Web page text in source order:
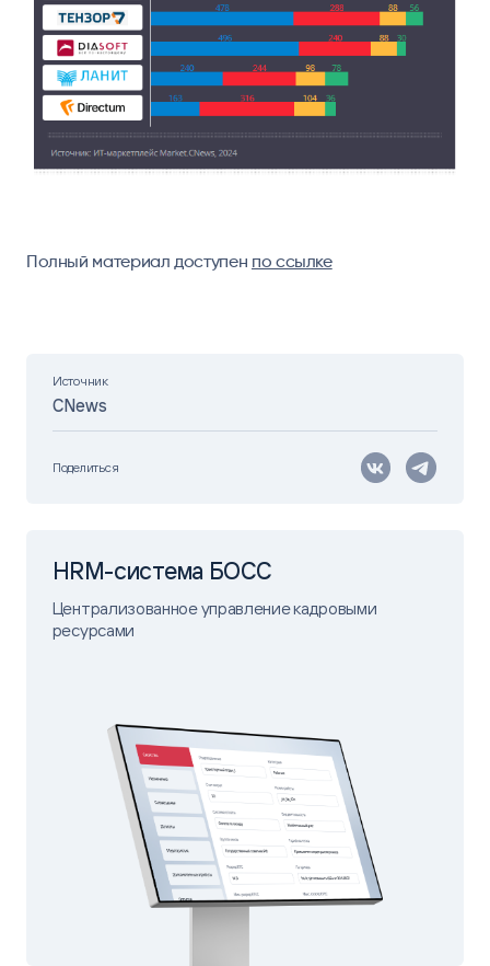
Источник
CNews
Поделиться
Полный материал доступен по ссылке
HRM-система БОСС
Централизованное управление кадровыми
ресурсами